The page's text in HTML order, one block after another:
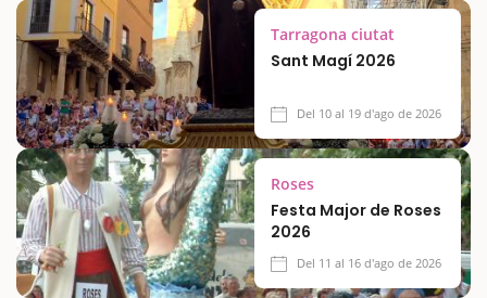
Tarragona ciutat
Sant Magí 2026
Del 10 al 19 d'ago de 2026
Roses
Festa Major de Roses
2026
Del 11 al 16 d'ago de 2026